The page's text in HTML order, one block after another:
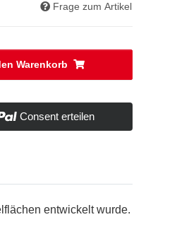
Frage zum Artikel
Warenkorb
Consent erteilen
entwickelt wurde.